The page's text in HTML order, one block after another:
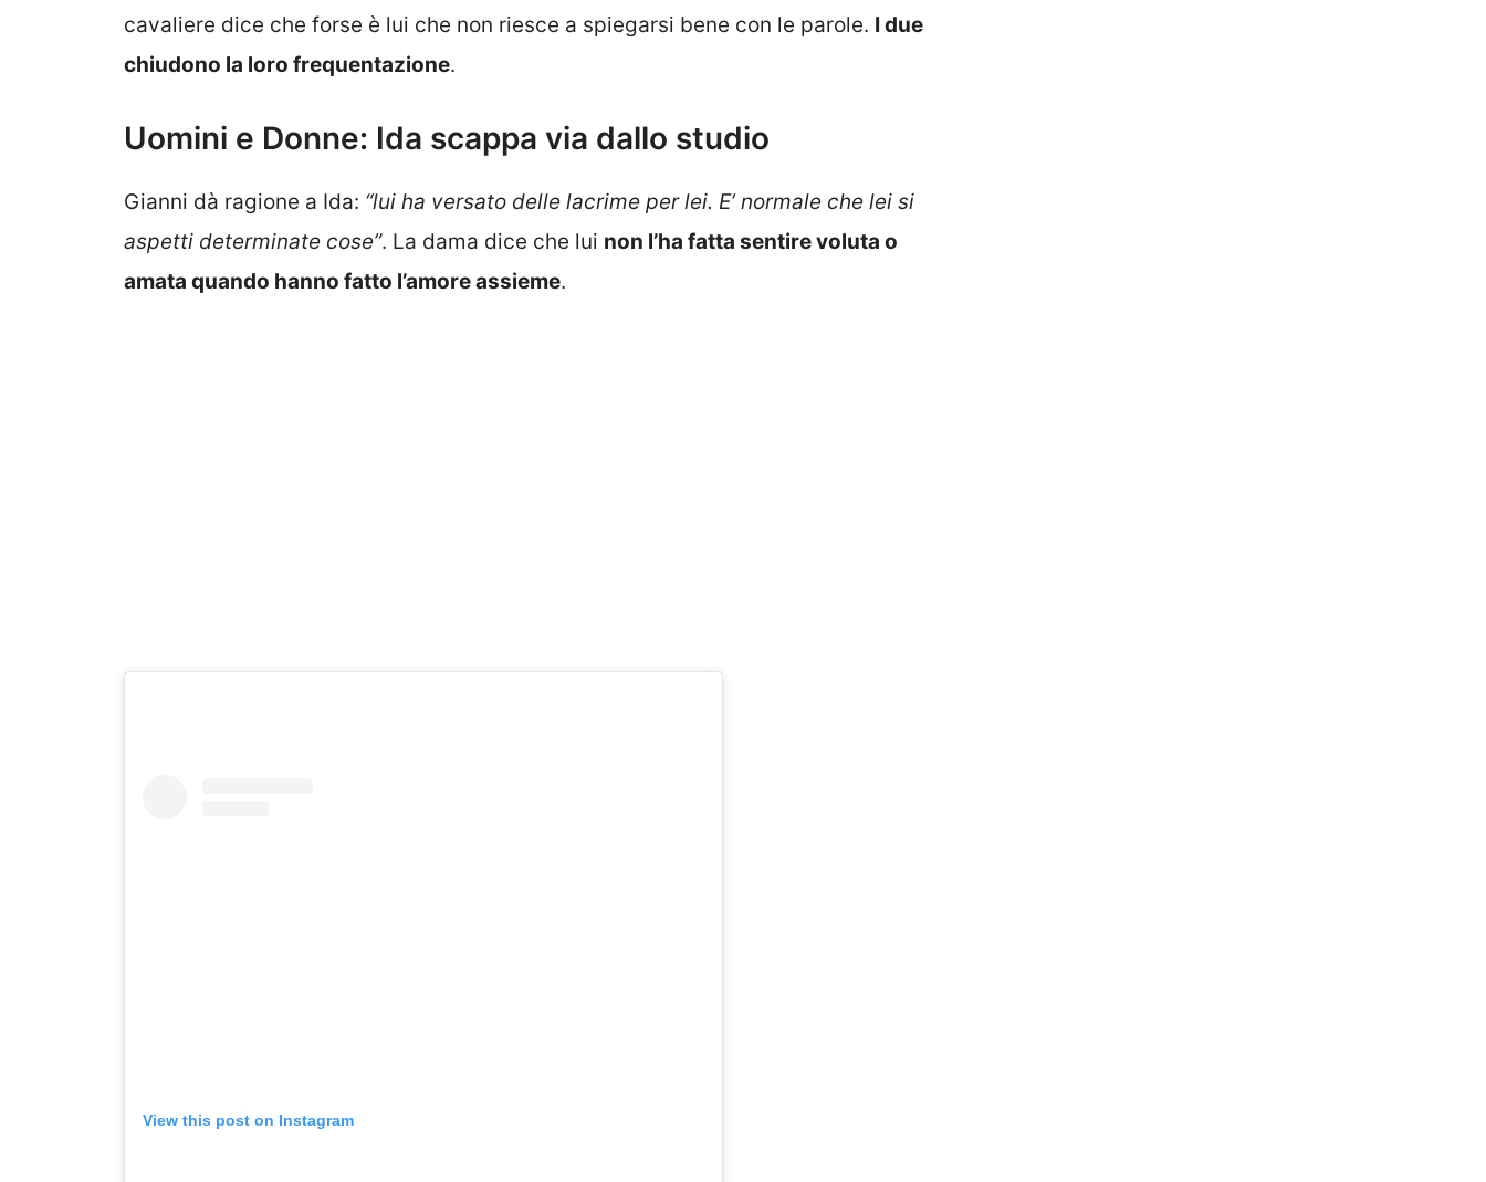
cavaliere dice che forse è lui che non riesce a spiegarsi bene con le parole. I due
chiudono la loro frequentazione.
Uomini e Donne: Ida scappa via dallo studio
Gianni dà ragione a Ida: “lui ha versato delle lacrime per lei. E’ normale che lei si
aspetti determinate cose”. La dama dice che lui non l’ha fatta sentire voluta o
amata quando hanno fatto l’amore assieme.
View this post on Instagram